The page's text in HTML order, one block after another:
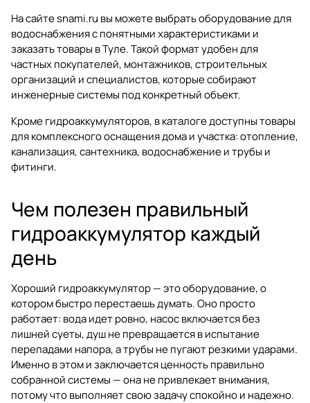
На сайтеsnami.ru вы можете выбрать оборудование для
водоснабжения с понятными характеристиками и
заказать товары в Туле. Такой формат удобен для
частных покупателей, монтажников, строительных
организаций и специалистов, которые собирают
инженерные системы под конкретный объект.
Кроме гидроаккумуляторов, в каталоге доступны товары
для комплексного оснащения дома и участка:отопление,
канализация,сантехника, водоснабжениеитрубы и
фитинги.
Чем полезен правильный
гидроаккумулятор каждый
день
Хороший гидроаккумулятор — это оборудование, о
котором быстро перестаешь думать. Оно просто
работает: вода идет ровно, насос включается без
лишней суеты, душ не превращается в испытание
перепадами напора, а трубы не пугают резкими ударами.
Именно в этом и заключается ценность правильно
собранной системы — она не привлекает внимания,
потому что выполняет свою задачу спокойно и надежно.